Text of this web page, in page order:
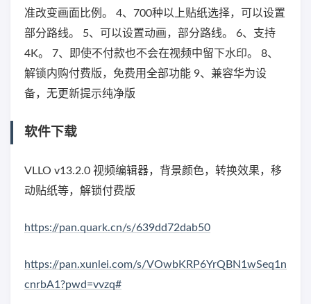
准改变画面比例。 4、700种以上贴纸选择，可以设置
部分路线。 5、可以设置动画，部分路线。 6、支持
4K。 7、即使不付款也不会在视频中留下水印。 8、
解锁内购付费版，免费用全部功能 9、兼容华为设
备，无更新提示纯净版
软件下载
VLLO v13.2.0 视频编辑器，背景颜色，转换效果，移
动贴纸等，解锁付费版
https://pan.quark.cn/s/639dd72dab50
https://pan.xunlei.com/s/VOwbKRP6YrQBN1wSeq1n
cnrbA1?pwd=vvzq#